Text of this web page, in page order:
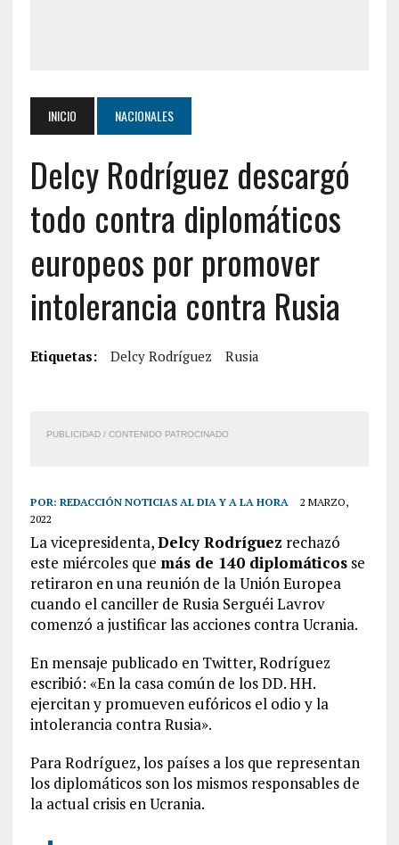
INICIO NACIONALES
Delcy Rodríguez descargó
todo contra diplomáticos
europeos por promover
intolerancia contra Rusia
Etiquetas: Delcy Rodríguez Rusia
PUBLICIDAD / CONTENIDO PATROCINADO
POR: REDACCIÓN NOTICIAS AL DIA Y A LA HORA
2 MARZO,
2022
La vicepresidenta,Delcy Rodríguez rechazó
este miércoles que más de 140 diplomáticosse
retiraron en una reunión de la Unión Europea
cuando el canciller de Rusia Serguéi Lavrov
comenzó a justificar las acciones contra Ucrania.
En mensaje publicado en Twitter, Rodríguez
escribió: «En la casa común de los DD. HH.
ejercitan y promueven eufóricos el odio y la
intolerancia contra Rusia».
Para Rodríguez, los países a los que representan
los diplomáticos son los mismos responsables de
la actual crisis en Ucrania.